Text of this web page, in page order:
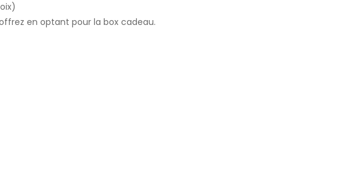
en optant pour la box cadeau.